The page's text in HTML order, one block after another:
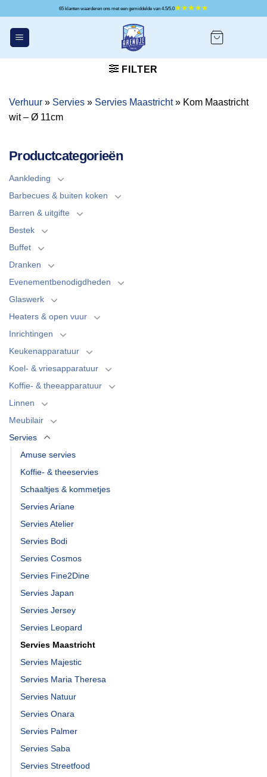
inhoud
65 klanten waarderen ons met een gemiddelde van 4.5/5.0
FILTER
Verhuur » Servies » Servies Maastricht » Kom Maastricht
wit – Ø 11cm
Productcategorieën
Aankleding
Barbecues & buiten koken
Barren & uitgifte
Bestek
Buffet
Dranken
Evenementbenodigdheden
Glaswerk
Heaters & open vuur
Inrichtingen
Keukenapparatuur
Koel- & vriesapparatuur
Koffie- & theeapparatuur
Linnen
Meubilair
Servies
Amuse servies
Koffie- & theeservies
Schaaltjes & kommetjes
Servies Ariane
Servies Atelier
Servies Bodi
Servies Cosmos
Servies Fine2Dine
Servies Japan
Servies Jersey
Servies Leopard
Servies Maastricht
Servies Majestic
Servies Maria Theresa
Servies Natuur
Servies Onara
Servies Palmer
Servies Saba
Servies Streetfood